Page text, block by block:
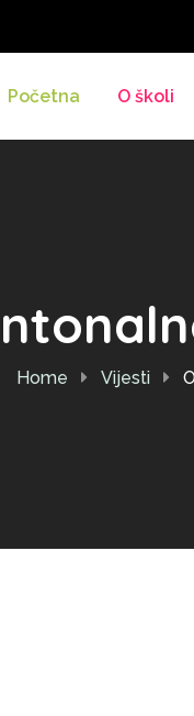
Početna O školi
Home Vijesti